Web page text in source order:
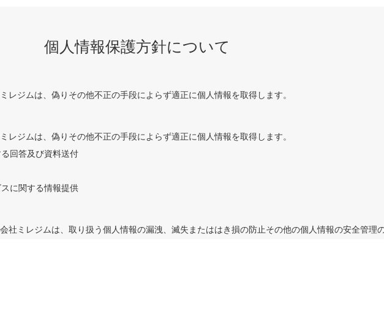
個人情報保護方針について
レジムは、偽りその他不正の手段によらず適正に個人情報を取得します。
レジムは、偽りその他不正の手段によらず適正に個人情報を取得します。
回答及び資料送付
に関する情報提供
社ミレジムは、取り扱う個人情報の漏洩、滅失またははき損の防止その他の個人情報の安全管理